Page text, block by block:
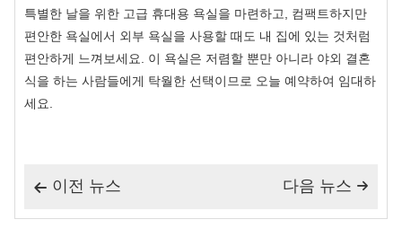
특별한 날을 위한 고급 휴대용 욕실을 마련하고, 컴팩트하지만
편안한 욕실에서 외부 욕실을 사용할 때도 내 집에 있는 것처럼
편안하게 느껴보세요. 이 욕실은 저렴할 뿐만 아니라 야외 결혼
식을 하는 사람들에게 탁월한 선택이므로 오늘 예약하여 임대하
세요.
 이전 뉴스 
다음 뉴스